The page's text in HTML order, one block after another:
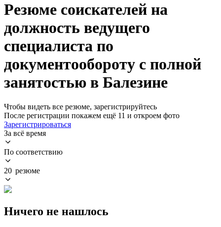
Резюме соискателей на
должность ведущего
специалиста по
документообороту с полной
занятостью в Балезине
Чтобы видеть все резюме, зарегистрируйтесь
После регистрации покажем ещё 11 и откроем фото
Зарегистрироваться
За всё время
По соответствию
20 резюме
Ничего не нашлось